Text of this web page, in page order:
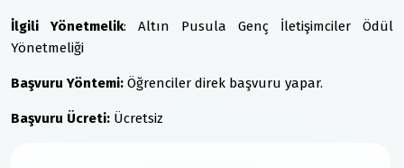
İlgili Yönetmelik: Altın Pusula Genç İletişimciler Ödül
Yönetmeliği
Başvuru Yöntemi: Öğrenciler direk başvuru yapar.
Başvuru Ücreti: Ücretsiz